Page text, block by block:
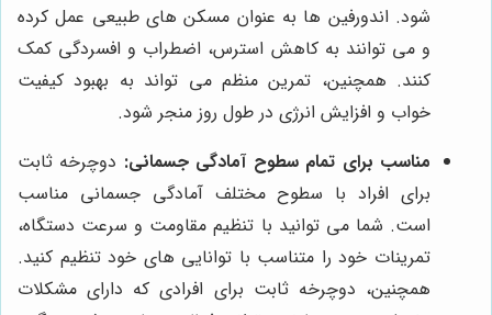
شود. اندورفین ها به عنوان مسکن های طبیعی عمل کرده
و می توانند به کاهش استرس، اضطراب و افسردگی کمک
کنند. همچنین، تمرین منظم می تواند به بهبود کیفیت
خواب و افزایش انرژی در طول روز منجر شود.
مناسب برای تمام سطوح آمادگی جسمانی: دوچرخه ثابت
برای افراد با سطوح مختلف آمادگی جسمانی مناسب
است. شما می توانید با تنظیم مقاومت و سرعت دستگاه،
تمرینات خود را متناسب با توانایی های خود تنظیم کنید.
همچنین، دوچرخه ثابت برای افرادی که دارای مشکلات